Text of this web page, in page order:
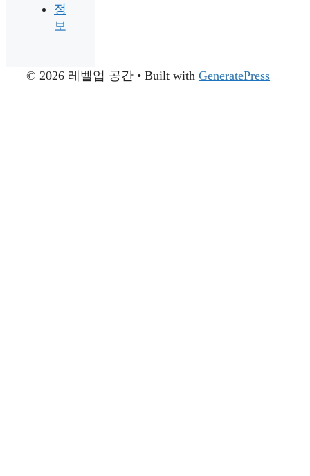
정
보
© 2026 레벨업 공간 • Built with GeneratePress